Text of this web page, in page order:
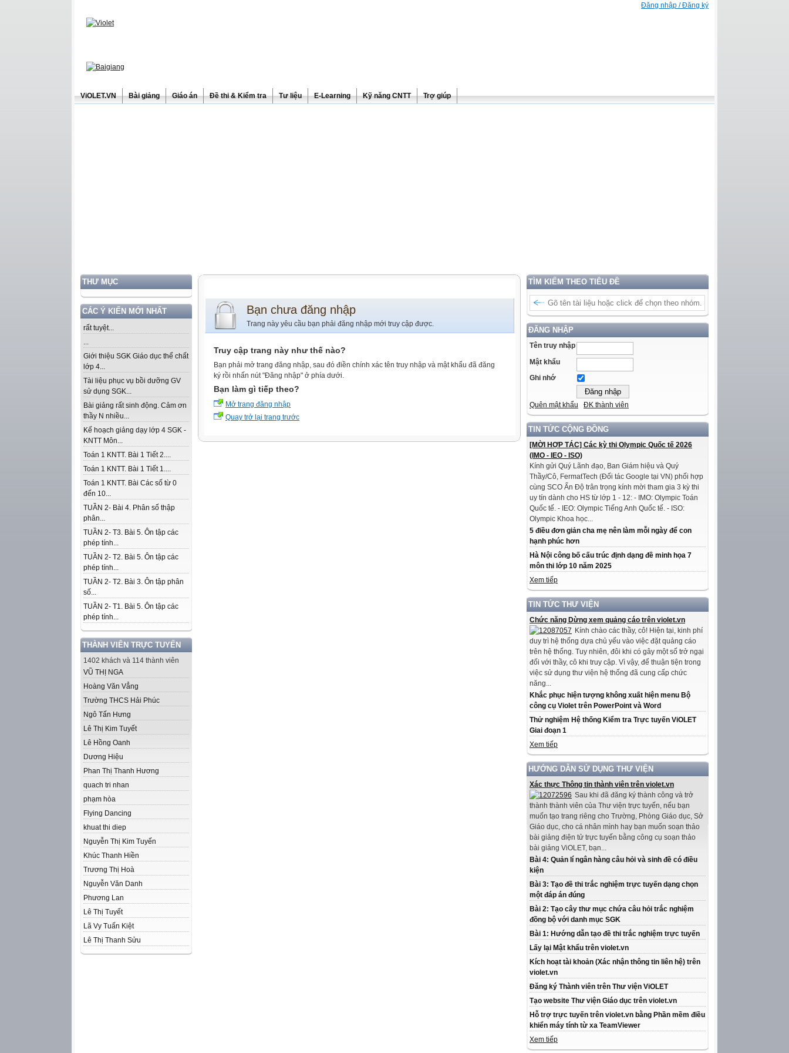
Đăng nhập / Đăng ký
ViOLET.VN Bài giảng Giáo án Đề thi & Kiểm tra Tư liệu E-Learning Kỹ năng CNTT Trợ giúp
THƯ MỤC
CÁC Ý KIẾN MỚI NHẤT
rất tuyệt...
...
Giới thiệu SGK Giáo dục thể chất
lớp 4...
Tài liệu phục vụ bồi dưỡng GV
sử dụng SGK...
Bài giảng rất sinh động. Cảm ơn
thầy N nhiều...
Kế hoạch giảng dạy lớp 4 SGK -
KNTT Môn...
Toán 1 KNTT. Bài 1 Tiết 2....
Toán 1 KNTT. Bài 1 Tiết 1....
Toán 1 KNTT. Bài Các số từ 0
đến 10...
TUẦN 2- Bài 4. Phân số thập
phân...
TUẦN 2- T3. Bài 5. Ôn tập các
phép tính...
TUẦN 2- T2. Bài 5. Ôn tập các
phép tính...
TUẦN 2- T2. Bài 3. Ôn tập phân
số...
TUẦN 2- T1. Bài 5. Ôn tập các
phép tính...
THÀNH VIÊN TRỰC TUYẾN
1402 khách và 114 thành viên
VŨ THỊ NGA
Hoàng Văn Vẳng
Trường THCS Hải Phúc
Ngô Tấn Hưng
Lê Thị Kim Tuyết
Lê Hồng Oanh
Dương Hiệu
Phan Thị Thanh Hương
quach tri nhan
phạm hòa
Flying Dancing
khuat thi diep
Nguyễn Thị Kim Tuyến
Khúc Thanh Hiền
Trương Thị Hoà
Nguyễn Văn Danh
Phương Lan
Lê Thị Tuyết
Lã Vy Tuấn Kiệt
Lê Thị Thanh Sửu
TÌM KIẾM THEO TIÊU ĐỀ
ĐĂNG NHẬP
Tên truy nhập
Mật khẩu
Ghi nhớ
Quên mật khẩu ĐK thành viên
TIN TỨC CỘNG ĐỒNG
[MỜI HỢP TÁC] Các kỳ thi Olympic Quốc tế 2026
(IMO - IEO - ISO)
Kính gửi Quý Lãnh đạo, Ban Giám hiệu và Quý
Thầy/Cô, FermatTech (Đối tác Google tại VN) phối hợp
cùng SCO Ấn Độ trân trọng kính mời tham gia 3 kỳ thi
uy tín dành cho HS từ lớp 1 - 12: - IMO: Olympic Toán
Quốc tế. - IEO: Olympic Tiếng Anh Quốc tế. - ISO:
Olympic Khoa học...
5 điều đơn giản cha mẹ nên làm mỗi ngày để con
hạnh phúc hơn
Hà Nội công bố cấu trúc định dạng đề minh họa 7
môn thi lớp 10 năm 2025
Xem tiếp
TIN TỨC THƯ VIỆN
Chức năng Dừng xem quảng cáo trên violet.vn
Kính chào các thầy, cô! Hiện tại, kinh phí
duy trì hệ thống dựa chủ yếu vào việc đặt quảng cáo
trên hệ thống. Tuy nhiên, đôi khi có gây một số trở ngại
đối với thầy, cô khi truy cập. Vì vậy, để thuận tiện trong
việc sử dụng thư viện hệ thống đã cung cấp chức
năng...
Khắc phục hiện tượng không xuất hiện menu Bộ
công cụ Violet trên PowerPoint và Word
Thử nghiệm Hệ thống Kiểm tra Trực tuyến ViOLET
Giai đoạn 1
Xem tiếp
HƯỚNG DẪN SỬ DỤNG THƯ VIỆN
Xác thực Thông tin thành viên trên violet.vn
Sau khi đã đăng ký thành công và trở
thành thành viên của Thư viện trực tuyến, nếu bạn
muốn tạo trang riêng cho Trường, Phòng Giáo dục, Sở
Giáo dục, cho cá nhân mình hay bạn muốn soạn thảo
bài giảng điện tử trực tuyến bằng công cụ soạn thảo
bài giảng ViOLET, bạn...
Bài 4: Quản lí ngân hàng câu hỏi và sinh đề có điều
kiện
Bài 3: Tạo đề thi trắc nghiệm trực tuyến dạng chọn
một đáp án đúng
Bài 2: Tạo cây thư mục chứa câu hỏi trắc nghiệm
đồng bộ với danh mục SGK
Bài 1: Hướng dẫn tạo đề thi trắc nghiệm trực tuyến
Lấy lại Mật khẩu trên violet.vn
Kích hoạt tài khoản (Xác nhận thông tin liên hệ) trên
violet.vn
Đăng ký Thành viên trên Thư viện ViOLET
Tạo website Thư viện Giáo dục trên violet.vn
Hỗ trợ trực tuyến trên violet.vn bằng Phần mềm điều
khiển máy tính từ xa TeamViewer
Xem tiếp
Bạn chưa đăng nhập
Trang này yêu cầu bạn phải đăng nhập mới truy cập được.
Truy cập trang này như thế nào?
Bạn phải mở trang đăng nhập, sau đó điền chính xác tên truy nhập và mật khẩu đã đăng
ký rồi nhấn nút "Đăng nhập" ở phía dưới.
Bạn làm gì tiếp theo?
Mở trang đăng nhập
Quay trở lại trang trước